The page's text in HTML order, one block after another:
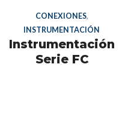
CONEXIONES,
INSTRUMENTACIÓN
Instrumentación
Serie FC